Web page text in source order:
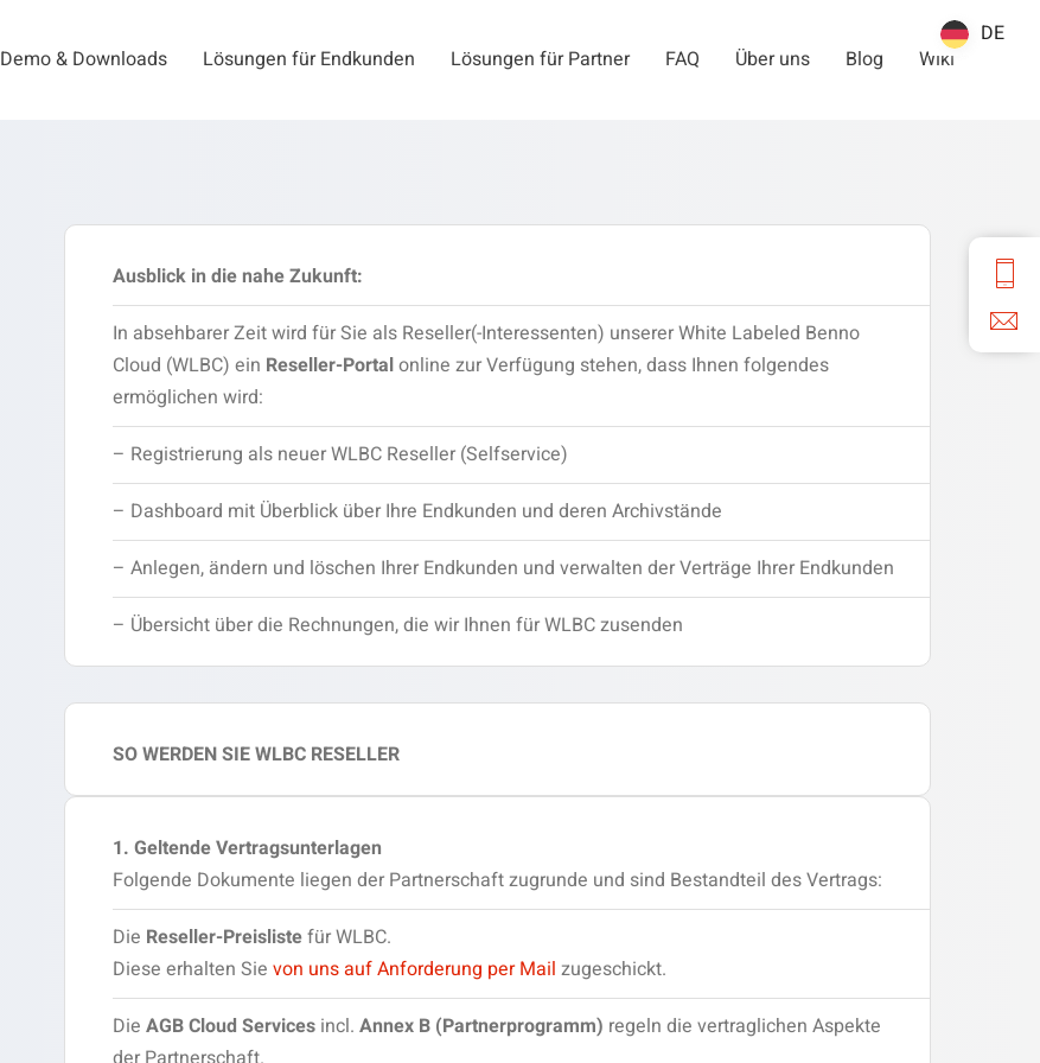
Demo & Downloads Lösungen für Endkunden Lösungen für Partner FAQ Über uns Blog Wiki
Ausblick in die nahe Zukunft:
In absehbarer Zeit wird für Sie als Reseller(-Interessenten) unserer White Labeled Benno
Cloud (WLBC) ein Reseller-Portalonline zur Verfügung stehen, dass Ihnen folgendes
ermöglichen wird:
– Registrierung als neuer WLBC Reseller (Selfservice)
– Dashboard mit Überblick über Ihre Endkunden und deren Archivstände
– Anlegen, ändern und löschen Ihrer Endkunden und verwalten der Verträge Ihrer Endkunden
– Übersicht über die Rechnungen, die wir Ihnen für WLBC zusenden
SO WERDEN SIE WLBC RESELLER
1. Geltende Vertragsunterlagen
Folgende Dokumente liegen der Partnerschaft zugrunde und sind Bestandteil des Vertrags:
Die Reseller-Preislistefür WLBC.
Diese erhalten Sievon uns auf Anforderung per Mail zugeschickt.
DieAGB Cloud Services incl.Annex B (Partnerprogramm) regeln die vertraglichen Aspekte
DE
DE